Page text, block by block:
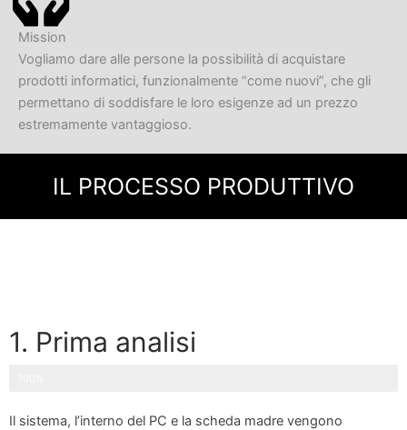
Mission
Vogliamo dare alle persone la possibilità di acquistare
prodotti informatici, funzionalmente “come nuovi”, che gli
permettano di soddisfare le loro esigenze ad un prezzo
estremamente vantaggioso.
IL PROCESSO PRODUTTIVO
1. Prima analisi
Il sistema, l’interno del PC e la scheda madre vengono